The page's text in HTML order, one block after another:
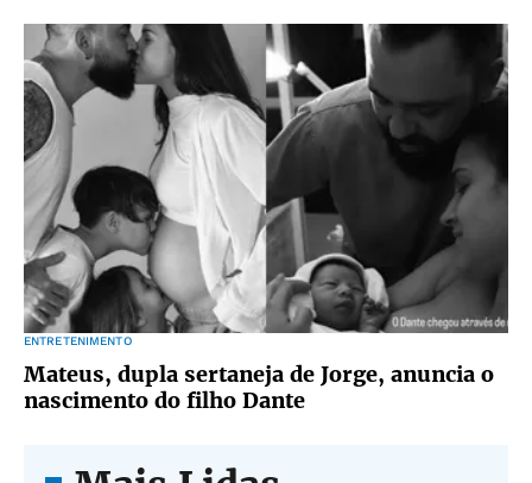
ENTRETENIMENTO
Mateus, dupla sertaneja de Jorge, anuncia o
nascimento do filho Dante